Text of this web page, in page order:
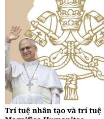
Trí tuệ nhân tạo và trí tuệ